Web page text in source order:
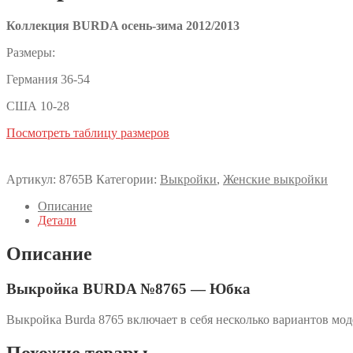
Коллекция BURDA осень-зима 2012/2013
Размеры:
Германия 36-54
США 10-28
Посмотреть таблицу размеров
Артикул: 8765B Категории: Выкройки, Женские выкройки
Описание
Детали
Описание
Выкройка BURDA №8765 — Юбка
Выкройка Burda 8765 включает в себя несколько вариантов